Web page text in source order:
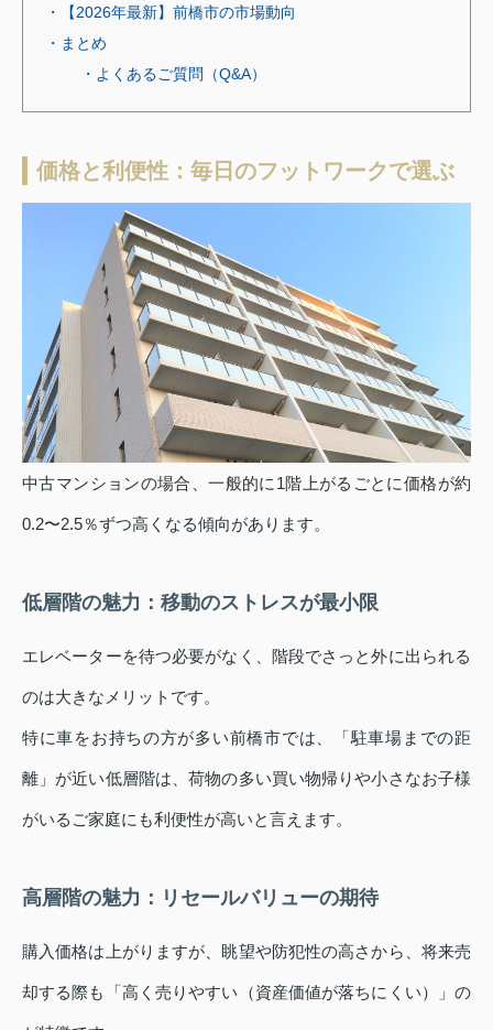
・【2026年最新】前橋市の市場動向
・まとめ
・よくあるご質問（Q&A）
価格と利便性：毎日のフットワークで選ぶ
中古マンションの場合、一般的に1階上がるごとに価格が約
0.2〜2.5％ずつ高くなる傾向があります。
低層階の魅力：移動のストレスが最小限
エレベーターを待つ必要がなく、階段でさっと外に出られる
のは大きなメリットです。
特に車をお持ちの方が多い前橋市では、「駐車場までの距
離」が近い低層階は、荷物の多い買い物帰りや小さなお子様
がいるご家庭にも利便性が高いと言えます。
高層階の魅力：リセールバリューの期待
購入価格は上がりますが、眺望や防犯性の高さから、将来売
却する際も「高く売りやすい（資産価値が落ちにくい）」の